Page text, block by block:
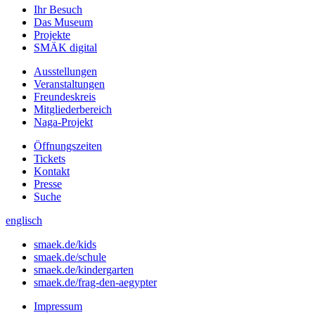
Ihr Besuch
Das Museum
Projekte
SMÄK digital
Ausstellungen
Veranstaltungen
Freundeskreis
Mitgliederbereich
Naga-Projekt
Öffnungszeiten
Tickets
Kontakt
Presse
Suche
englisch
smaek.de/kids
smaek.de/schule
smaek.de/kindergarten
smaek.de/frag-den-aegypter
Impressum